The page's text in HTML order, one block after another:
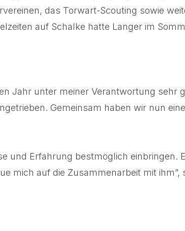
das Torwart-Scouting sowie
auf Schalke hatte Langer im
Jahr unter meiner Verantwortung sehr
Gemeinsam haben wir nun
und Erfahrung bestmöglich einbringen.
mich auf die Zusammenarbeit mit ihm”,